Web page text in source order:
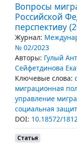
Вопросы
Российской
перспективу
Журнал:
№ 02/2023
Авторы: Гулый
Сейфетдинова
Ключевые слова:
миграционная
управление
социальная
DOI: 10.18572/
Статья